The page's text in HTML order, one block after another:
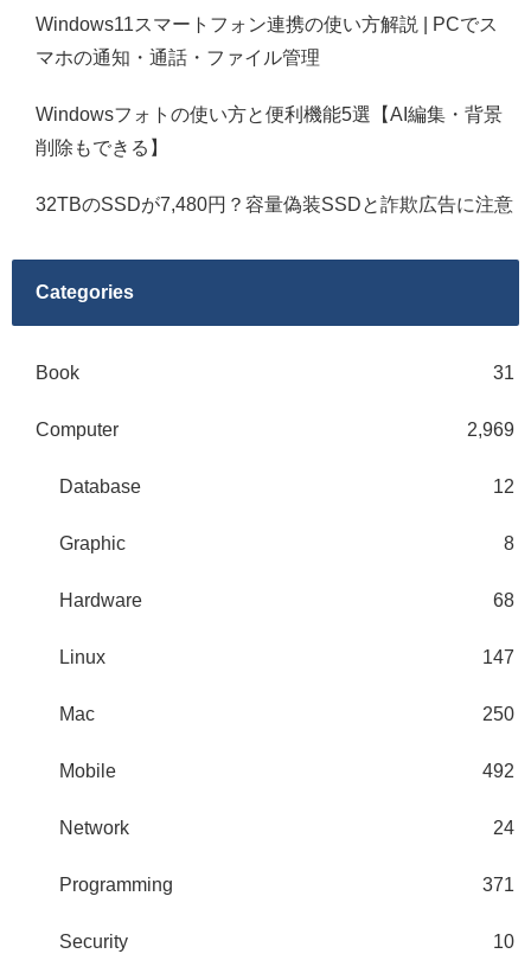
Windows11スマートフォン連携の使い方解説 | PCでス
マホの通知・通話・ファイル管理
Windowsフォトの使い方と便利機能5選【AI編集・背景
削除もできる】
32TBのSSDが7,480円？容量偽装SSDと詐欺広告に注意
Categories
Book 31
Computer 2,969
Database 12
Graphic 8
Hardware 68
Linux 147
Mac 250
Mobile 492
Network 24
Programming 371
Security 10